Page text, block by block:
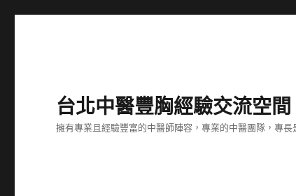
台北中醫豐胸經驗交流空間
擁有專業且經驗豐富的中醫師陣容，專業的中醫團隊，專